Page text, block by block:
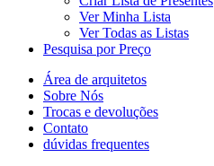
Ver Minha Lista
Ver Todas as Listas
Pesquisa por Preço
Área de arquitetos
Sobre Nós
Trocas e devoluções
Contato
dúvidas frequentes